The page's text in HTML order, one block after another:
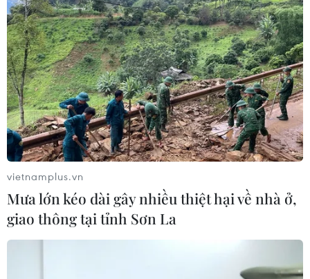
vietnamplus.vn
Mưa lớn kéo dài gây nhiều thiệt hại về nhà ở,
giao thông tại tỉnh Sơn La